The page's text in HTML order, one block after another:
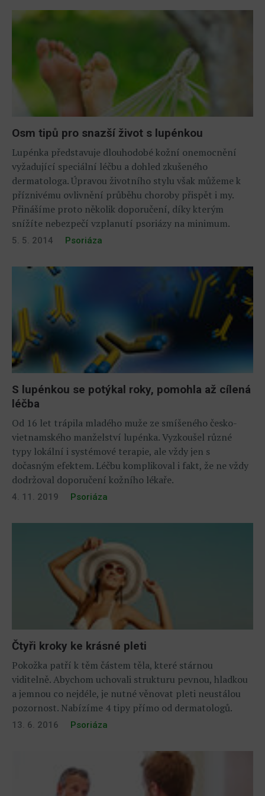
Osm tipů pro snazší život s lupénkou
Lupénka představuje dlouhodobé kožní onemocnění
vyžadující speciální léčbu a dohled zkušeného
dermatologa. Úpravou životního stylu však můžeme k
příznivému ovlivnění průběhu choroby přispět i my.
Přinášíme proto několik doporučení, díky kterým
snížíte nebezpečí vzplanutí psoriázy na minimum.
5. 5. 2014 Psoriáza
S lupénkou se potýkal roky, pomohla až cílená
léčba
Od 16 let trápila mladého muže ze smíšeného česko-
vietnamského manželství lupénka. Vyzkoušel různé
typy lokální i systémové terapie, ale vždy jen s
dočasným efektem. Léčbu komplikoval i fakt, že ne vždy
dodržoval doporučení kožního lékaře.
4. 11. 2019 Psoriáza
Čtyři kroky ke krásné pleti
Pokožka patří k těm částem těla, které stárnou
viditelně. Abychom uchovali strukturu pevnou, hladkou
a jemnou co nejdéle, je nutné věnovat pleti neustálou
pozornost. Nabízíme 4 tipy přímo od dermatologů.
13. 6. 2016 Psoriáza